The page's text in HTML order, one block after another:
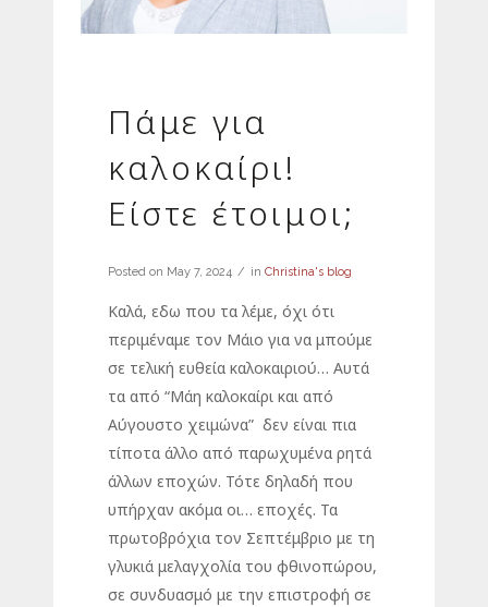
Πάμε για
καλοκαίρι!
Είστε έτοιμοι;
Posted on May 7, 2024 in Christina's blog
Καλά, εδω που τα λέμε, όχι ότι
περιμέναμε τον Μάιο για να μπούμε
σε τελική ευθεία καλοκαιριού… Αυτά
τα από “Μάη καλοκαίρι και από
Αύγουστο χειμώνα” δεν είναι πια
τίποτα άλλο από παρωχυμένα ρητά
άλλων εποχών. Τότε δηλαδή που
υπήρχαν ακόμα οι… εποχές. Τα
πρωτοβρόχια τον Σεπτέμβριο με τη
γλυκιά μελαγχολία του φθινοπώρου,
σε συνδυασμό με την επιστροφή σε